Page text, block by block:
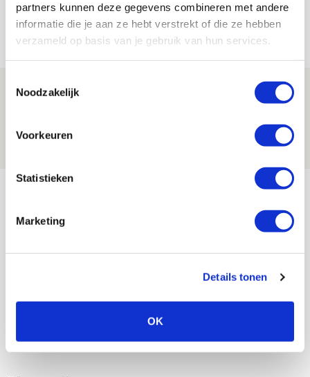
partners kunnen deze gegevens combineren met andere
informatie die je aan ze hebt verstrekt of die ze hebben
verzameld op basis van je gebruik van hun services.
Noodzakelijk
Voorkeuren
Statistieken
Marketing
Details tonen
OK
Europees treffen met Shelbourne
07 AUGUSTUS 2026 - 09:00
Míchel niet blij met resultaat en spel
07 AUGUSTUS 2026 - 08:30
Bekijk meer
23
Selectiedag ballenjongens/-meiden
Geef Mij Maar Amsterdam